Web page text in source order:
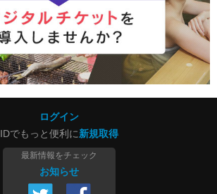
ログイン
IDでもっと便利に新規取得
最新情報をチェック
お知らせ